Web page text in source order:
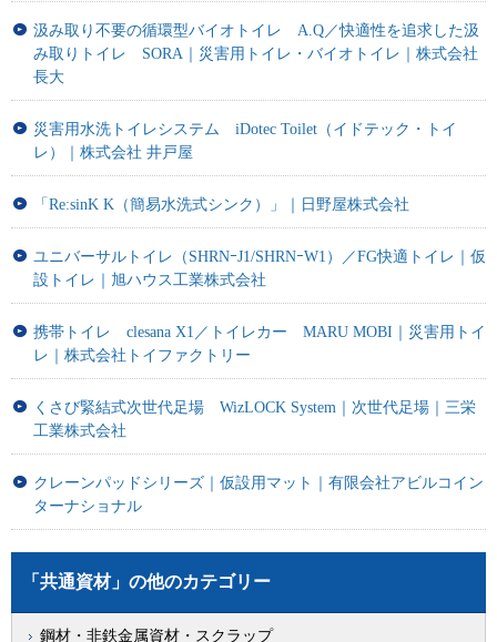
汲み取り不要の循環型バイオトイレ A.Q／快適性を追求した汲
み取りトイレ SORA｜災害用トイレ・バイオトイレ｜株式会社
長大
災害用水洗トイレシステム iDotec Toilet（イドテック・トイ
レ）｜株式会社 井戸屋
「Re:sinK K（簡易水洗式シンク）」｜日野屋株式会社
ユニバーサルトイレ（SHRNｰJ1/SHRNｰW1）／FG快適トイレ｜仮
設トイレ｜旭ハウス工業株式会社
携帯トイレ clesana X1／トイレカー MARU MOBI｜災害用トイ
レ｜株式会社トイファクトリー
くさび緊結式次世代足場 WizLOCK System｜次世代足場｜三栄
工業株式会社
クレーンパッドシリーズ｜仮設用マット｜有限会社アビルコイン
ターナショナル
「共通資材」の他のカテゴリー
鋼材・非鉄金属資材・スクラップ